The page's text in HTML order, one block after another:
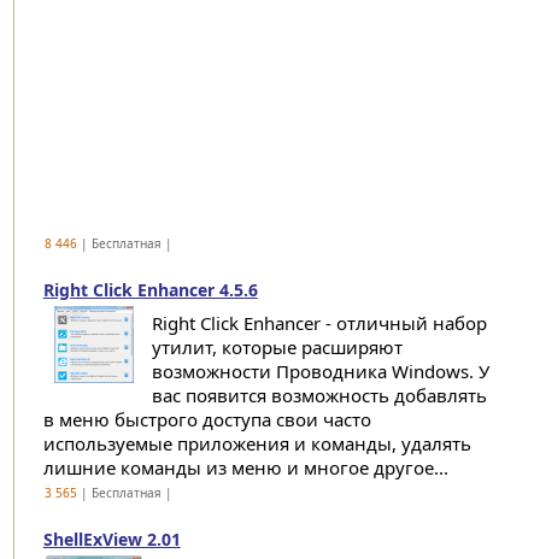
8 446| Бесплатная |
Right Click Enhancer 4.5.6
Right Click Enhancer - отличный набор
утилит, которые расширяют
возможности Проводника Windows. У
вас появится возможность добавлять
в меню быстрого доступа свои часто
используемые приложения и команды, удалять
лишние команды из меню и многое другое...
3 565| Бесплатная |
ShellExView 2.01